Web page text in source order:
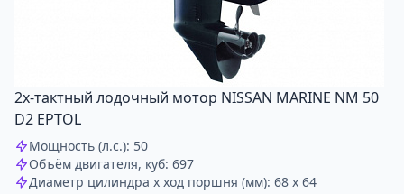
2х-тактный лодочный мотор NISSAN MARINE NM 50
D2 EPTOL
Мощность (л.с.): 50
Объём двигателя, куб: 697
Диаметр цилиндра x ход поршня (мм): 68 x 64